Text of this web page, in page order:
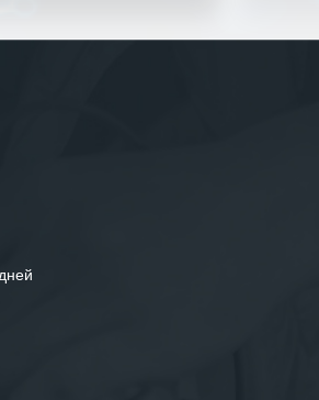
поставщика